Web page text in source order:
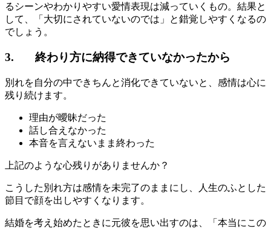
るシーンやわかりやすい愛情表現は減っていくもの。結果と
して、「大切にされていないのでは」と錯覚しやすくなるの
でしょう。
3. 終わり方に納得できていなかったから
別れを自分の中できちんと消化できていないと、感情は心に
残り続けます。
理由が曖昧だった
話し合えなかった
本音を言えないまま終わった
上記のような心残りがありませんか？
こうした別れ方は感情を未完了のままにし、人生のふとした
節目で顔を出しやすくなります。
結婚を考え始めたときに元彼を思い出すのは、「本当にこの